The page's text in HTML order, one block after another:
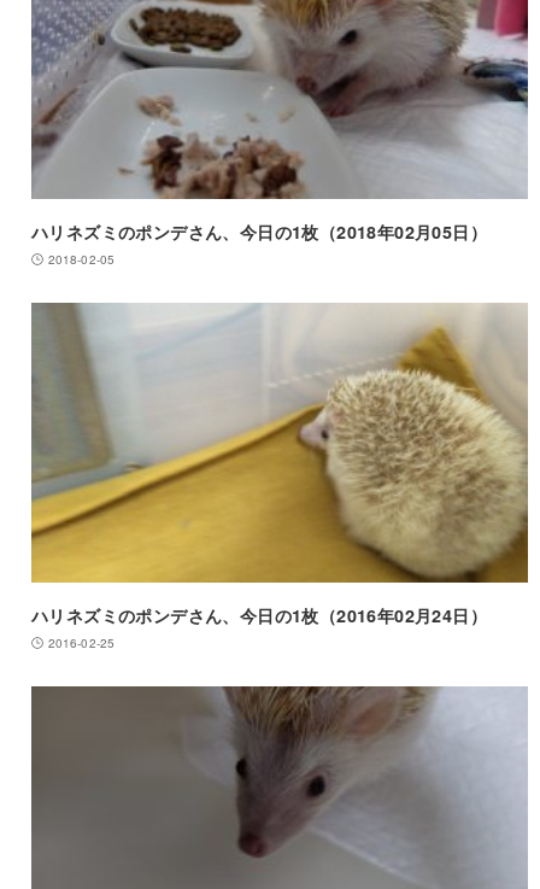
ハリネズミのポンデさん、今日の1枚（2018年02月05日）
2018-02-05
ハリネズミのポンデさん、今日の1枚（2016年02月24日）
2016-02-25